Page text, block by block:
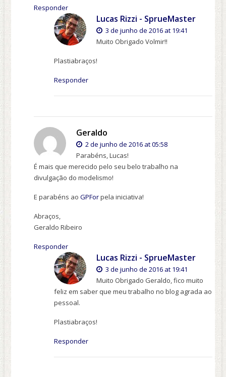
Responder
Lucas Rizzi - SprueMaster
3 de junho de 2016 at 19:41
Muito Obrigado Volmir!!
Plastiabraços!
Responder
Geraldo
2 de junho de 2016 at 05:58
Parabéns, Lucas!
É mais que merecido pelo seu belo trabalho na
divulgação do modelismo!
E parabéns aoGPForpela iniciativa!
Abraços,
Geraldo Ribeiro
Responder
Lucas Rizzi - SprueMaster
3 de junho de 2016 at 19:41
Muito Obrigado Geraldo, fico muito
feliz em saber que meu trabalho no blog agrada ao
pessoal.
Plastiabraços!
Responder